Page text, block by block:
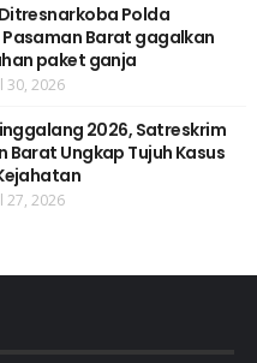
Polda
Barat gagalkan
paket ganja
30, 2026
2026, Satreskrim
Barat Ungkap Tujuh Kasus
27, 2026